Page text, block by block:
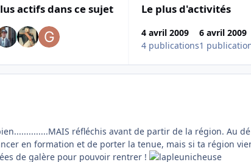
actifs dans ce sujet Le plus d'activités
4 avril 2009
4 publications
6 avril 2009
1
réfléchis avant de partir de la région. Au
en formation et de porter la tenue, mais si ta région
de galère pour pouvoir rentrer !